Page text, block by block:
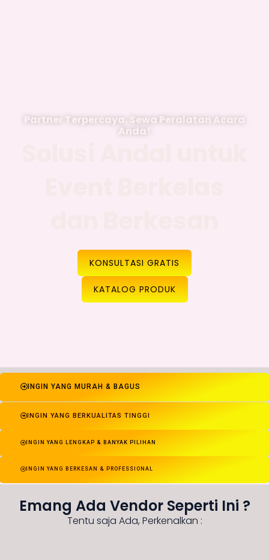
Partner Terpercaya, Sewa Peralatan Acara
Anda!
KONSULTASI GRATIS
KATALOG PRODUK
INGIN YANG MURAH & BAGUS
INGIN YANG BERKUALITAS TINGGI
INGIN YANG LENGKAP & BANYAK PILIHAN
INGIN YANG BERKESAN & PROFESSIONAL
Emang Ada Vendor Seperti Ini ?
Tentu saja Ada, Perkenalkan :